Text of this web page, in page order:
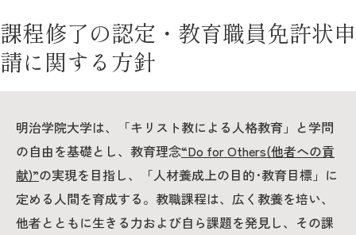
課程修了の認定・教育職員免許状申
請に関する方針
明治学院大学は、「キリスト教による人格教育」と学問
の自由を基礎とし、教育理念“Do for Others(他者への貢
献)”の実現を目指し、「人材養成上の目的･教育目標」に
定める人間を育成する。教職課程は、広く教養を培い、
他者とともに生きる力および自ら課題を発見し、その課